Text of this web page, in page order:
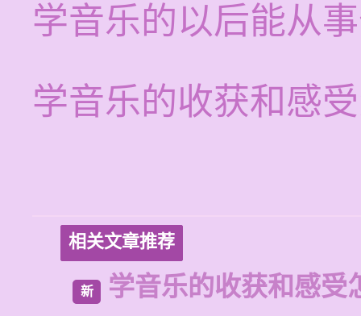
学音乐的以后能从
学音乐的收获和感
相关文章推荐
新 学音乐的收获和感受